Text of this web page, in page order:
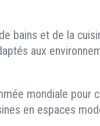
bains et de la
aux
mondiale pour
en espaces